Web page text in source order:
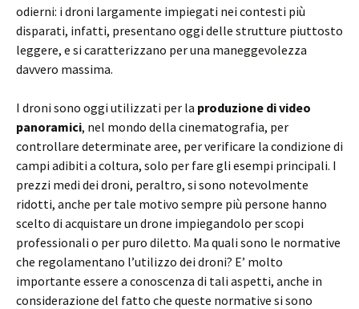
odierni: i droni largamente impiegati nei contesti più
disparati, infatti, presentano oggi delle strutture piuttosto
leggere, e si caratterizzano per una maneggevolezza
davvero massima.
I droni sono oggi utilizzati per la produzione di video
panoramici, nel mondo della cinematografia, per
controllare determinate aree, per verificare la condizione di
campi adibiti a coltura, solo per fare gli esempi principali. I
prezzi medi dei droni, peraltro, si sono notevolmente
ridotti, anche per tale motivo sempre più persone hanno
scelto di acquistare un drone impiegandolo per scopi
professionali o per puro diletto. Ma quali sono le normative
che regolamentano l’utilizzo dei droni? E’ molto
importante essere a conoscenza di tali aspetti, anche in
considerazione del fatto che queste normative si sono